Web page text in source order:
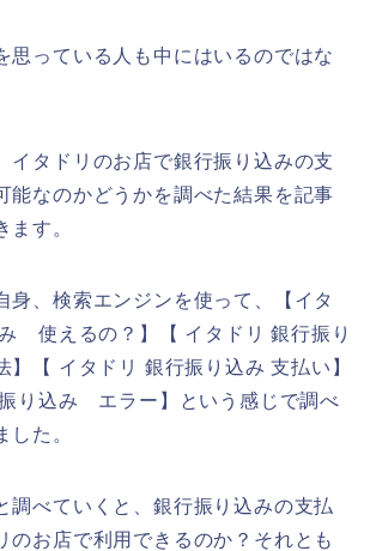
思っている人も中にはいるのではな
イタドリのお店で銀行振り込みの支
能なのかどうかを調べた結果を記事
ます。
身、検索エンジンを使って、【イタ
使えるの？】【 イタドリ 銀行振り
【 イタドリ 銀行振り込み 支払い】
振り込み エラー】という感じで調べ
した。
調べていくと、銀行振り込みの支払
のお店で利用できるのか？それとも